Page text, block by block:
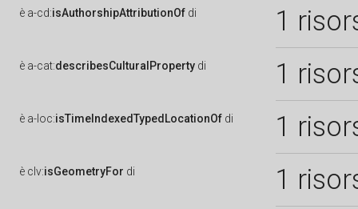
è a-cd:isAuthorshipAttributionOf di 1
è a-cat:describesCulturalProperty di 1
è a-loc:isTimeIndexedTypedLocationOf di 1
è clv:isGeometryFor di 1